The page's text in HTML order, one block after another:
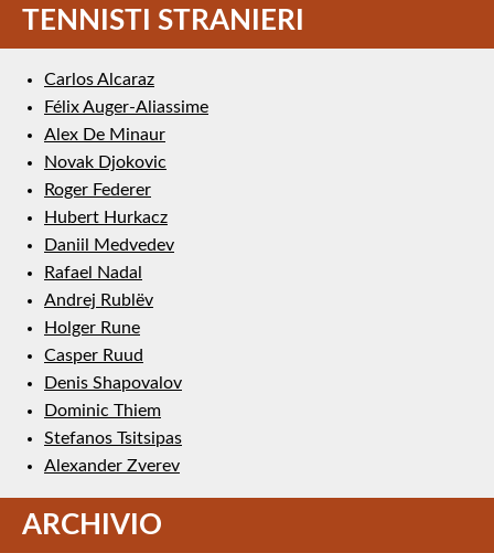
TENNISTI STRANIERI
Carlos Alcaraz
Félix Auger-Aliassime
Alex De Minaur
Novak Djokovic
Roger Federer
Hubert Hurkacz
Daniil Medvedev
Rafael Nadal
Andrej Rublëv
Holger Rune
Casper Ruud
Denis Shapovalov
Dominic Thiem
Stefanos Tsitsipas
Alexander Zverev
ARCHIVIO